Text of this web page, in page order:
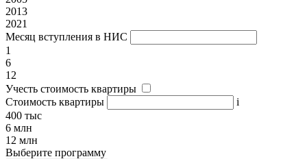
2013
2021
Месяц вступления в НИС
1
6
12
Учесть стоимость квартиры
Стоимость квартиры
i
400 тыс
6 млн
12 млн
Выберите программу